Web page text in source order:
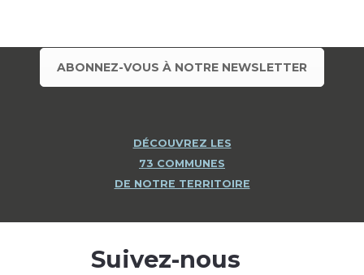
ABONNEZ-VOUS À NOTRE NEWSLETTER
DÉCOUVREZ LES
73 COMMUNES
DE NOTRE TERRITOIRE
Suivez-nous